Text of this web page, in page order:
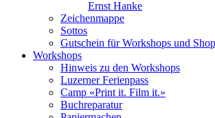
Ernst Hanke
Zeichenmappe
Sottos
Gutschein für Workshops und Shop
Workshops
Hinweis zu den Workshops
Luzerner Ferienpass
Camp «Print it. Film it.»
Buchreparatur